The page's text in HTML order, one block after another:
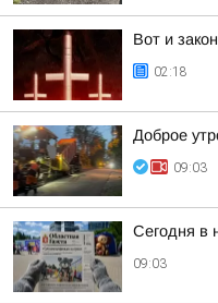
Вот и
02:18
Доброе
09:03
Сегодня в
09:03